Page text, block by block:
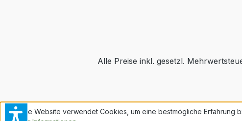
Alle Preise inkl. gesetzl.
Diese Website verwendet Cookies, um eine bestmögliche Erfahrung